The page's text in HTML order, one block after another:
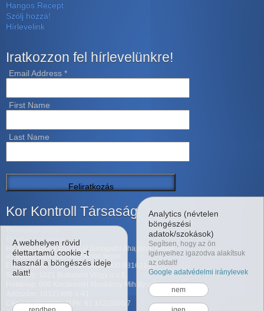
Hangos Recept
Szólj hozzá!
Hírlevelink
Iratkozzon fel hírlevelünkre!
Email Address *
First Name
Last Name
Kor Kontroll Társaság
Elérhetőségeink
Ha társaságunk munkáját támogatni óhajtaná, kérjük
az alábbi bankszámlaszámon tegye:
ERSTE bank : 11600006-00000000-98162147
Székhely: 1021 Budapest Völgy u u 5.
Fióktelep: 600 Kecskemét Munkácsy Mihály u 6.
Cégjegyzékszám: 11Pk. 61.142/2005/7
A webhelyen rövid
élettartamú cookie -t
használ a böngészés ideje
alatt!
Analytics (névtelen
böngészési
adatok/szokások)
Segítsen, hogy az ön
igényeihez igazodva alakítsuk
az oldalt!
Google adatvédelmi iránylevek
nem